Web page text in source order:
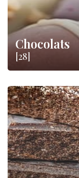
Chocolats
[28]